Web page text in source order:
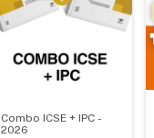
Combo ICSE + IPC -
2026